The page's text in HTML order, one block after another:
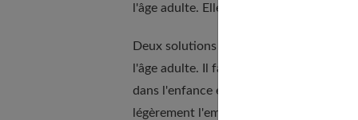
l'âge adulte. Elle risque, à terme, de
Deux solutions sont envisageables. On
l'âge adulte. Il faudra alors combler le
dans l'enfance et combler petit à petit
légèrement l'emplacement des dents